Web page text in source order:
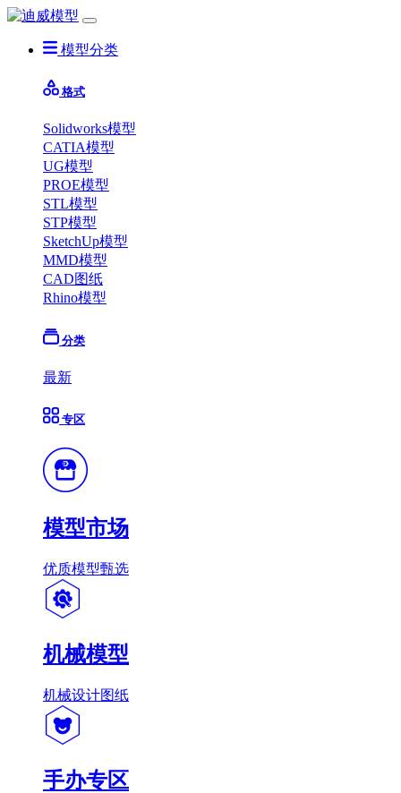
模型分类
格式
Solidworks模型
CATIA模型
UG模型
PROE模型
STL模型
STP模型
SketchUp模型
MMD模型
CAD图纸
Rhino模型
分类
最新
专区
模型市场
优质模型甄选
机械模型
机械设计图纸
手办专区